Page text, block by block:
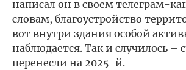
написал он в своем телеграм-
словам, благоустройство
вот внутри здания особой
наблюдается. Так и случилось –
перенесли на 2025-й.